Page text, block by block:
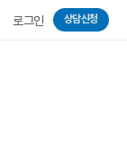
로그인 상담신청